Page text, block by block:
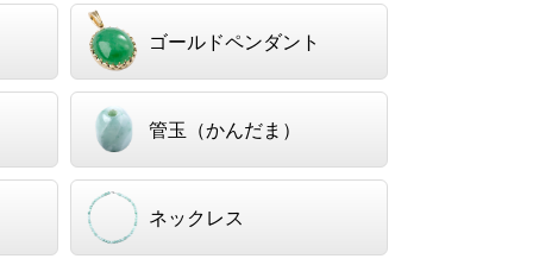
ゴールドペンダント
管玉（かんだま）
ネックレス